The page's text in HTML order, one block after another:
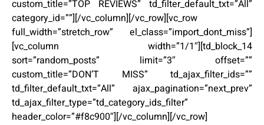
custom_title=”TOP REVIEWS” td_filter_default_txt=”All”
category_id=””][/vc_column][/vc_row][vc_row
full_width=”stretch_row” el_class=”import_dont_miss”]
[vc_column width=”1/1″][td_block_14
sort=”random_posts” limit=”3″ offset=””
custom_title=”DON’T MISS” td_ajax_filter_ids=””
td_filter_default_txt=”All” ajax_pagination=”next_prev”
td_ajax_filter_type=”td_category_ids_filter”
header_color=”#f8c900″][/vc_column][/vc_row]